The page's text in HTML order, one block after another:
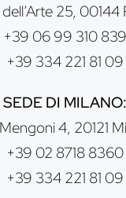
25, 00144
+39 06 99 310 839
+39 334 221 81 09
SEDE DI MILANO:
4, 20121
+39 02 8718 8360
+39 334 221 81 09